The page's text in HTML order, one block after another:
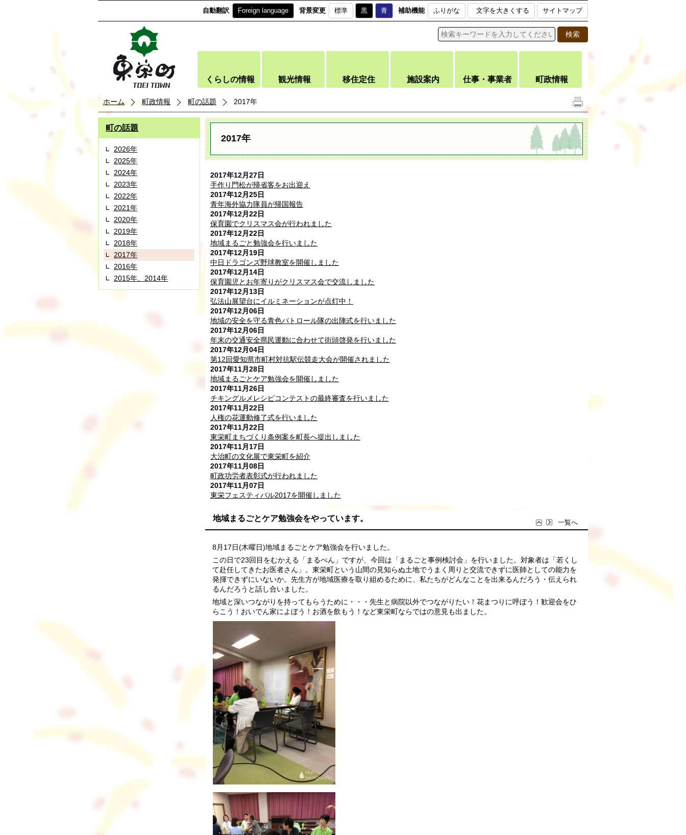
自動翻訳 Foreign language 背景変更 標準 黒 青 補助機能 ふりがな 文字を大きくする サイトマップ
くらしの情報 観光情報 移住定住 施設案内 仕事・事業者 町政情報
ホーム 町政情報 町の話題 2017年
町の話題
2026年
2025年
2024年
2023年
2022年
2021年
2020年
2019年
2018年
2017年
2016年
2015年、2014年
2017年
2017年12月27日
手作り門松が帰省客をお出迎え
2017年12月25日
青年海外協力隊員が帰国報告
2017年12月22日
保育園でクリスマス会が行われました
2017年12月22日
地域まるごと勉強会を行いました
2017年12月19日
中日ドラゴンズ野球教室を開催しました
2017年12月14日
保育園児とお年寄りがクリスマス会で交流しました
2017年12月13日
弘法山展望台にイルミネーションが点灯中！
2017年12月06日
地域の安全を守る青色パトロール隊の出陣式を行いました
2017年12月06日
年末の交通安全県民運動に合わせて街頭啓発を行いました
2017年12月04日
第12回愛知県市町村対抗駅伝競走大会が開催されました
2017年11月28日
地域まるごとケア勉強会を開催しました
2017年11月26日
チキングルメレシピコンテストの最終審査を行いました
2017年11月22日
人権の花運動修了式を行いました
2017年11月22日
東栄町まちづくり条例案を町長へ提出しました
2017年11月17日
大治町の文化展で東栄町を紹介
2017年11月08日
町政功労者表彰式が行われました
2017年11月07日
東栄フェスティバル2017を開催しました
地域まるごとケア勉強会をやっています。 一覧へ
8月17日(木曜日)地域まるごとケア勉強会を行いました。
この日で23回目をむかえる「まるべん」ですが、今回は「まるごと事例検討会」を行いました。対象者は「若くし
て赴任してきたお医者さん」。東栄町という山間の見知らぬ土地でうまく周りと交流できずに医師としての能力を
発揮できずにいないか。先生方が地域医療を取り組めるために、私たちがどんなことを出来るんだろう・伝えられ
るんだろうと話し合いました。
地域と深いつながりを持ってもらうために・・・先生と病院以外でつながりたい！花まつりに呼ぼう！歓迎会をひ
らこう！おいでん家によぼう！お酒を飲もう！など東栄町ならではの意見も出ました。